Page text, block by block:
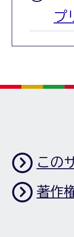
プ
この
著作